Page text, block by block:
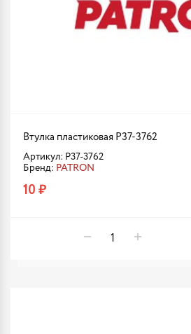
Втулка пластиковая P37-3762
Артикул: P37-3762
Бренд: PATRON
10 ₽